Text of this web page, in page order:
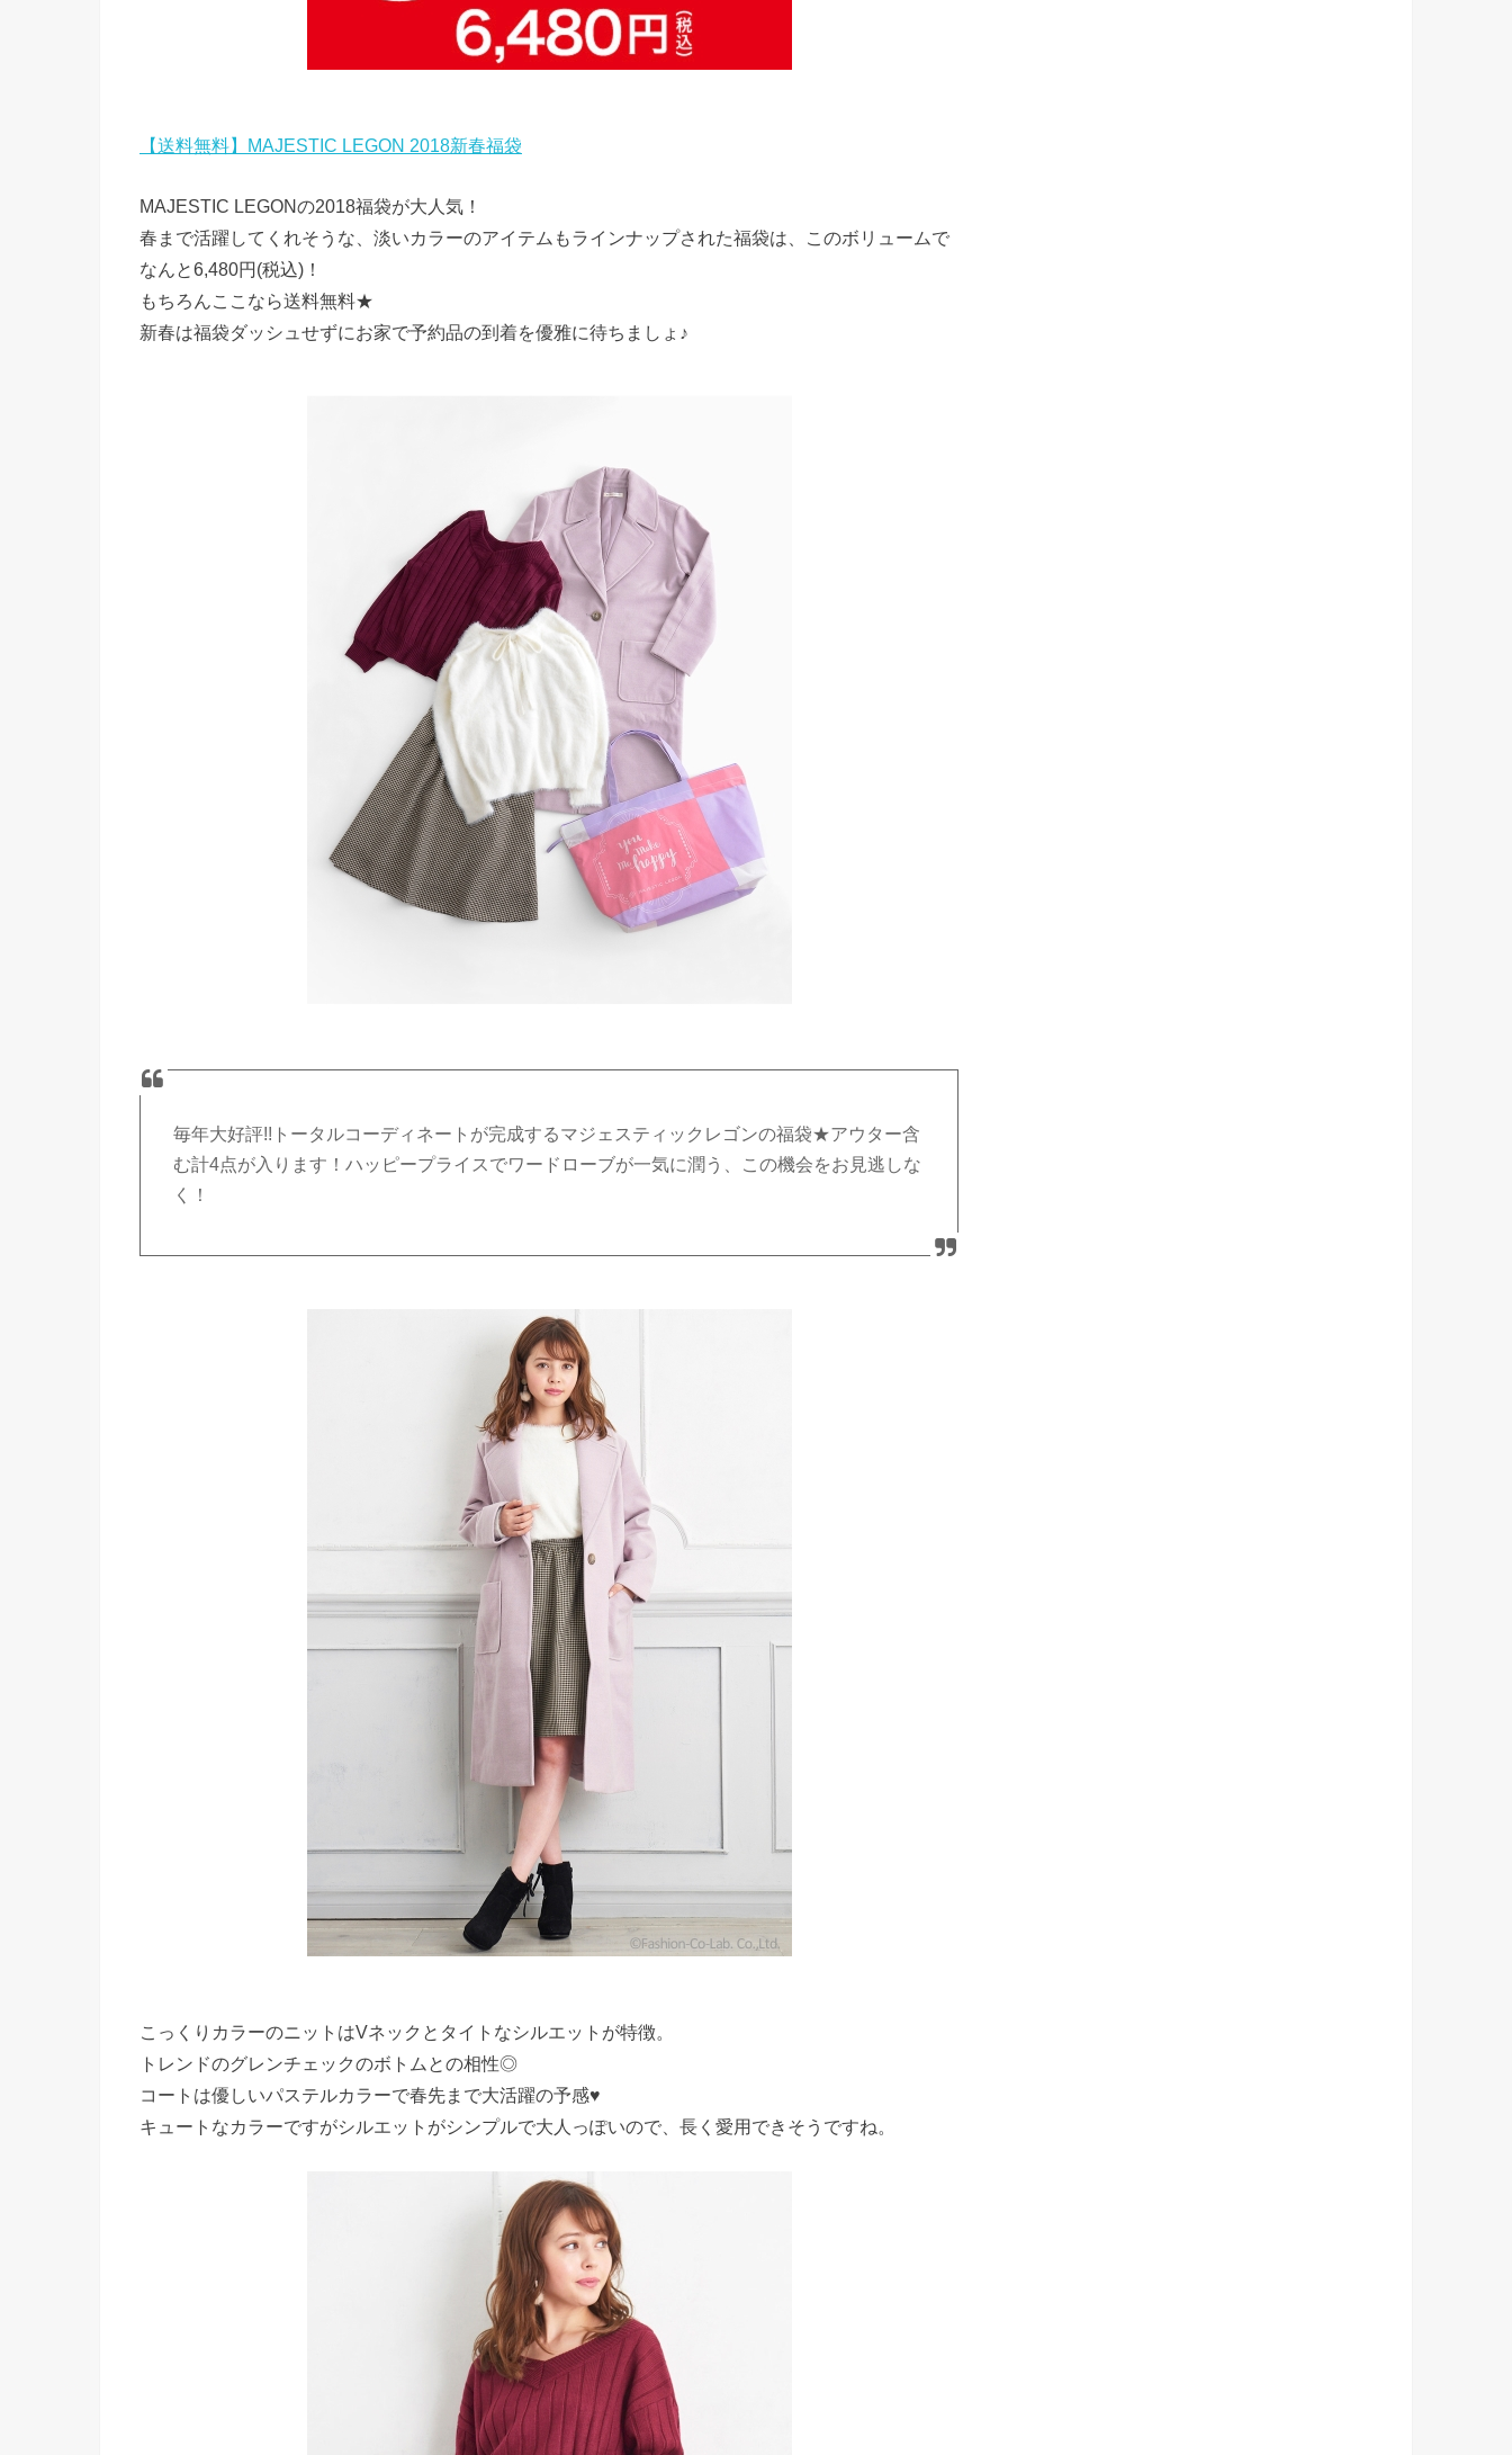
【送料無料】MAJESTIC LEGON 2018新春福袋
MAJESTIC LEGONの2018福袋が大人気！
春まで活躍してくれそうな、淡いカラーのアイテムもラインナップされた福袋は、このボリュームで
なんと6,480円(税込)！
もちろんここなら送料無料★
新春は福袋ダッシュせずにお家で予約品の到着を優雅に待ちましょ♪
毎年大好評!!トータルコーディネートが完成するマジェスティックレゴンの福袋★アウター含
む計4点が入ります！ハッピープライスでワードローブが一気に潤う、この機会をお見逃しな
く！
こっくりカラーのニットはVネックとタイトなシルエットが特徴。
トレンドのグレンチェックのボトムとの相性◎
コートは優しいパステルカラーで春先まで大活躍の予感♥
キュートなカラーですがシルエットがシンプルで大人っぽいので、長く愛用できそうですね。